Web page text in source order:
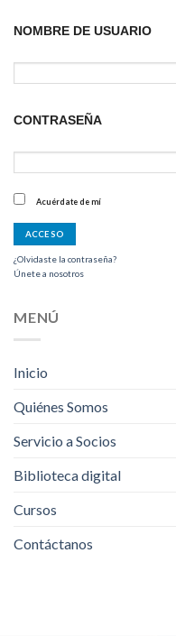
NOMBRE DE USUARIO
CONTRASEÑA
Acuérdate de mí
¿Olvidaste la contraseña?
Únete a nosotros
MENÚ
Inicio
Quiénes Somos
Servicio a Socios
Biblioteca digital
Cursos
Contáctanos